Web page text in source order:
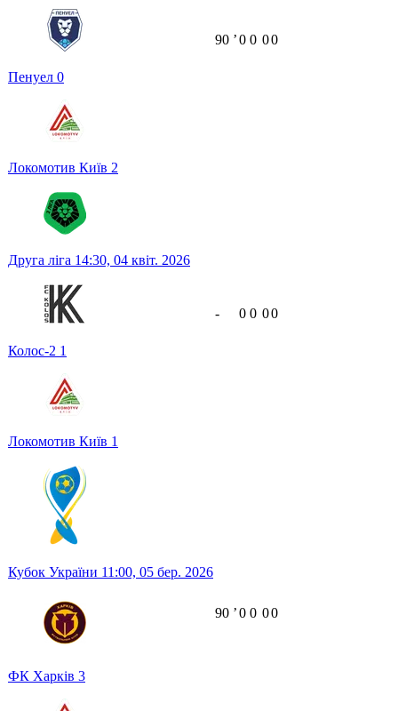
Пенуел 0
Локомотив Київ 2
90 ʼ0 0 00
Друга ліга 14:30, 04 квіт. 2026
Колос-2 1
Локомотив Київ 1
- 0 0 00
Кубок України 11:00, 05 бер. 2026
ФК Харків 3
90 ʼ0 0 00